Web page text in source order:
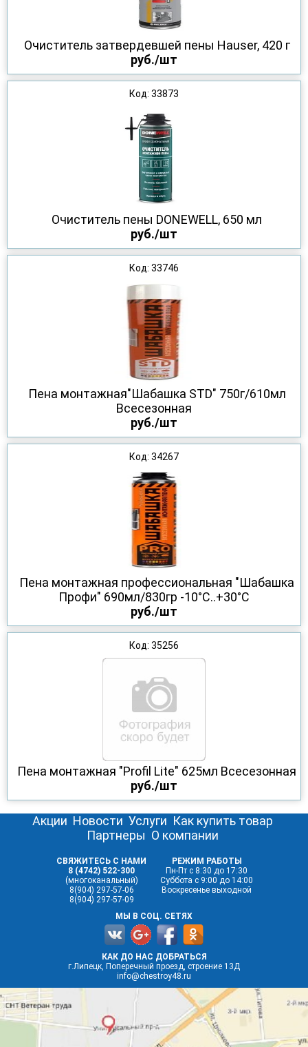
Очиститель затвердевшей пены Hauser, 420 г
руб./шт
Код: 33873
Очиститель пены DONEWELL, 650 мл
руб./шт
Код: 33746
Пена монтажная"Шабашка STD" 750г/610мл
Всесезонная
руб./шт
Код: 34267
Пена монтажная профессиональная "Шабашка
Профи" 690мл/830гр -10°С..+30°С
руб./шт
Код: 35256
Пена монтажная "Profil Lite" 625мл Всесезонная
руб./шт
Акции Новости Услуги Как купить товар
Партнеры О компании
СВЯЖИТЕСЬ С НАМИ
8 (4742) 522-300
(многоканальный)
8(904) 297-57-06
8(904) 297-57-09
РЕЖИМ РАБОТЫ
Пн-Пт с 8:30 до 17:30
Суббота с 9:00 до 14:00
Воскресенье выходной
МЫ В СОЦ. СЕТЯХ
КАК ДО НАС ДОБРАТЬСЯ
г.Липецк, Поперечный проезд, строение 13Д
info@chestroy48.ru